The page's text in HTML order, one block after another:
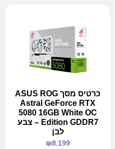
כרטיס מסך ASUS ROG
Astral GeForce RTX
5080 16GB White OC
Edition GDDR7 – צבע
לבן
₪8,199